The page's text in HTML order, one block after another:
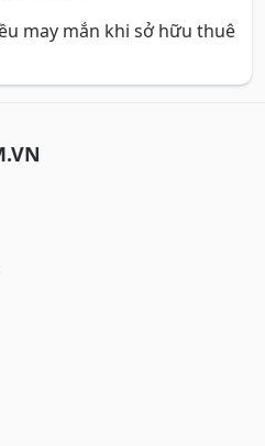
may mắn khi sở hữu thuê